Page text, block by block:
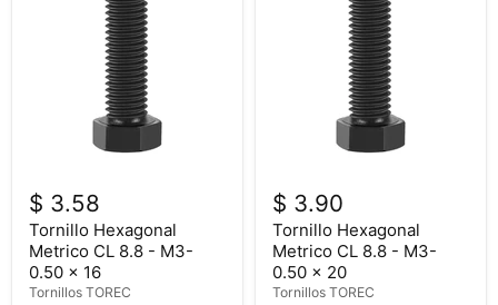
$ 3.58
Tornillo Hexagonal
Metrico CL 8.8 - M3-
0.50 x 16
Tornillos TOREC
$ 3.90
Tornillo Hexagonal
Metrico CL 8.8 - M3-
0.50 x 20
Tornillos TOREC